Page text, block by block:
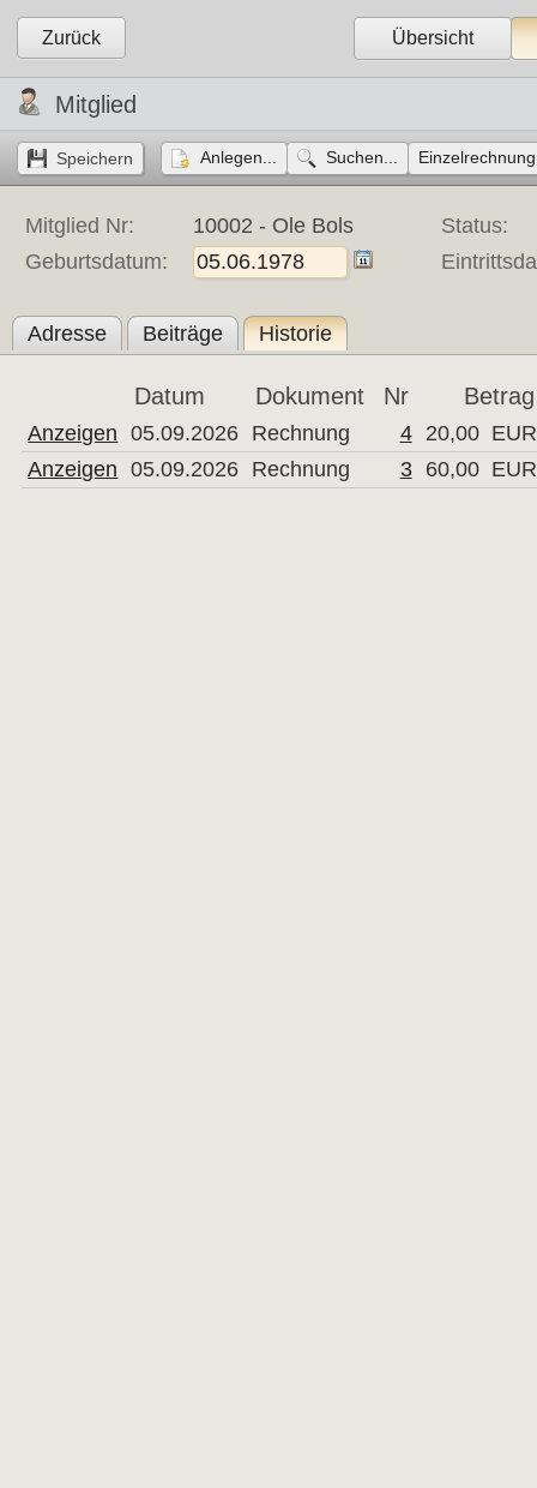
Zurück Übersicht
Mitglied
Anlegen... Suchen...
Mitglied Nr: 10002 - Ole Bols
Status:
Geburtsdatum:
Adresse Beiträge Historie
Datum Dokument Nr Betrag
Anzeigen 05.09.2026 Rechnung 4 20,00 EUR
Anzeigen
05.09.2026 Rechnung 3 60,00 EUR